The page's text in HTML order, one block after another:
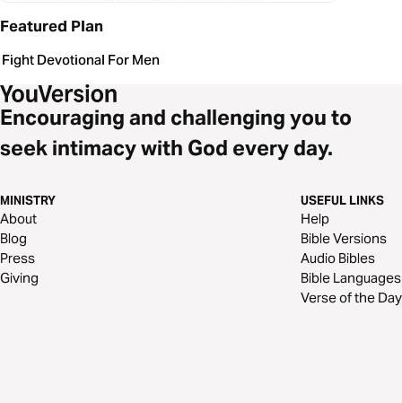
Featured Plan
Fight Devotional For Men
Encouraging and challenging you to
seek intimacy with God every day.
MINISTRY
About
Blog
Press
Giving
USEFUL LINKS
Help
Bible Versions
Audio Bibles
Bible Languages
Verse of the Day